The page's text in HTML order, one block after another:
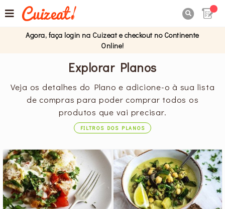

Agora, faça login na Cuizeat e checkout no Continente
Online!
Explorar Planos
Veja os detalhes do Plano e adicione-o à sua lista
de compras para poder comprar todos os
produtos que vai precisar.
FILTROS DOS PLANOS